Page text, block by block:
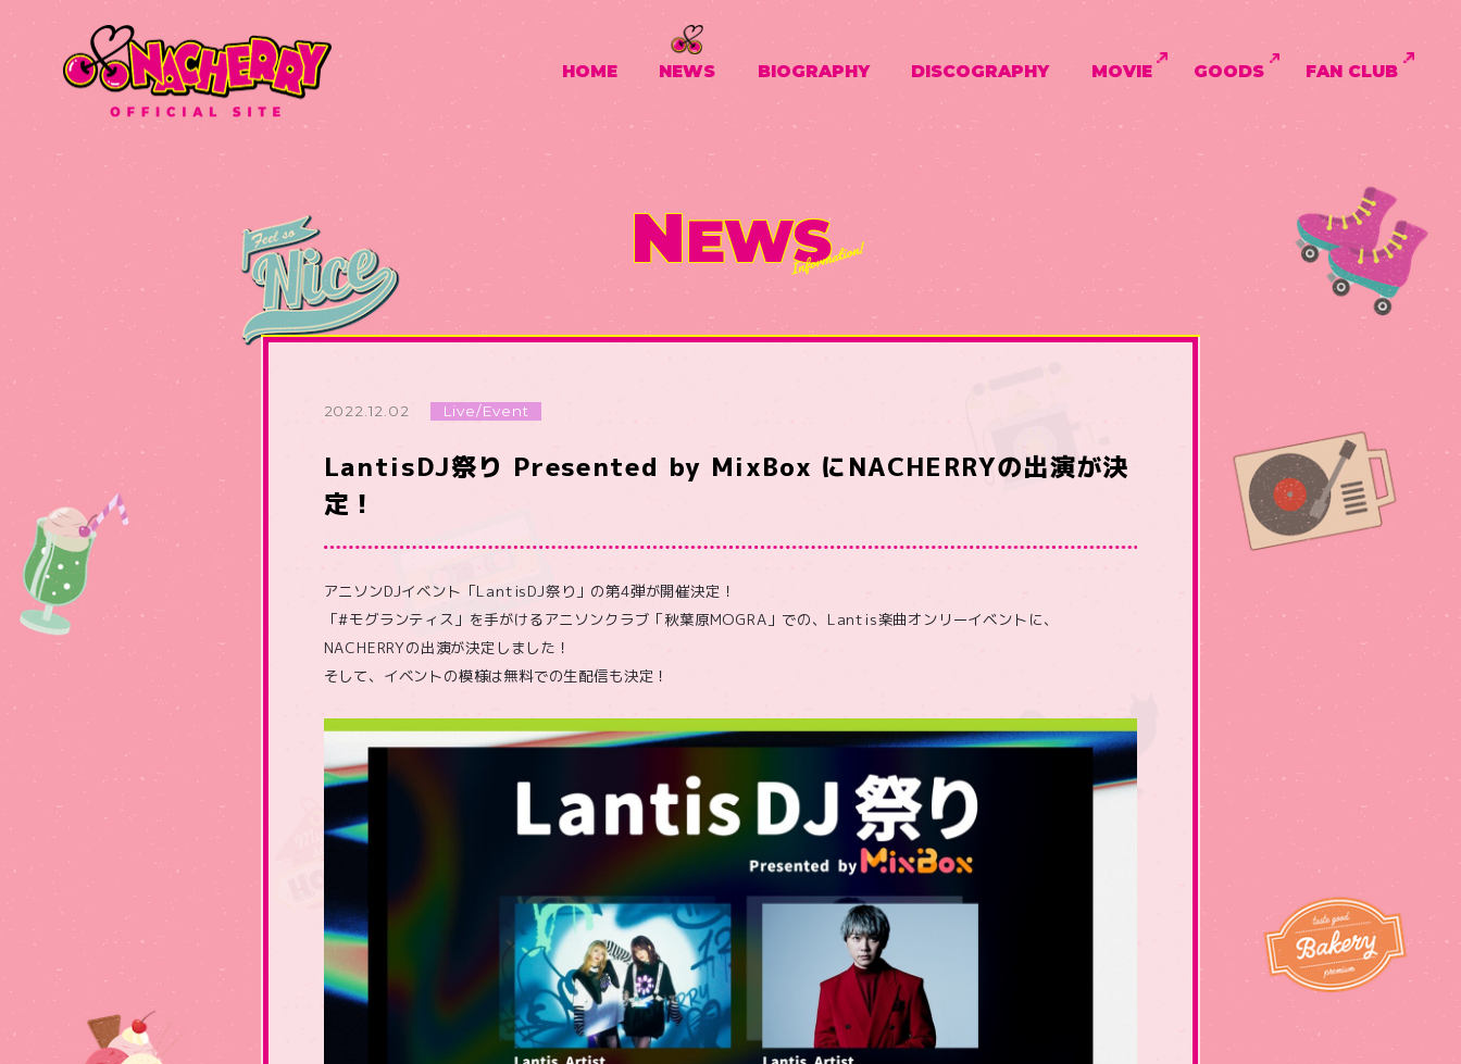
HOME NEWS BIOGRAPHY DISCOGRAPHY MOVIE GOODS FAN CLUB
NEWS
2022.12.02 Live/Event
LantisDJ祭り Presented by MixBox にNACHERRYの出演が決
定！
アニソンDJイベント「LantisDJ祭り」の第4弾が開催決定！
「#モグランティス」を手がけるアニソンクラブ「秋葉原MOGRA」での、Lantis楽曲オンリーイベントに、
NACHERRYの出演が決定しました！
そして、イベントの模様は無料での生配信も決定！